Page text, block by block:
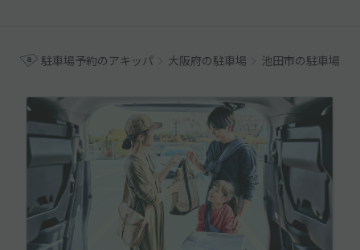
駐車場予約のアキッパ 大阪府の駐車場 池田市の駐車場